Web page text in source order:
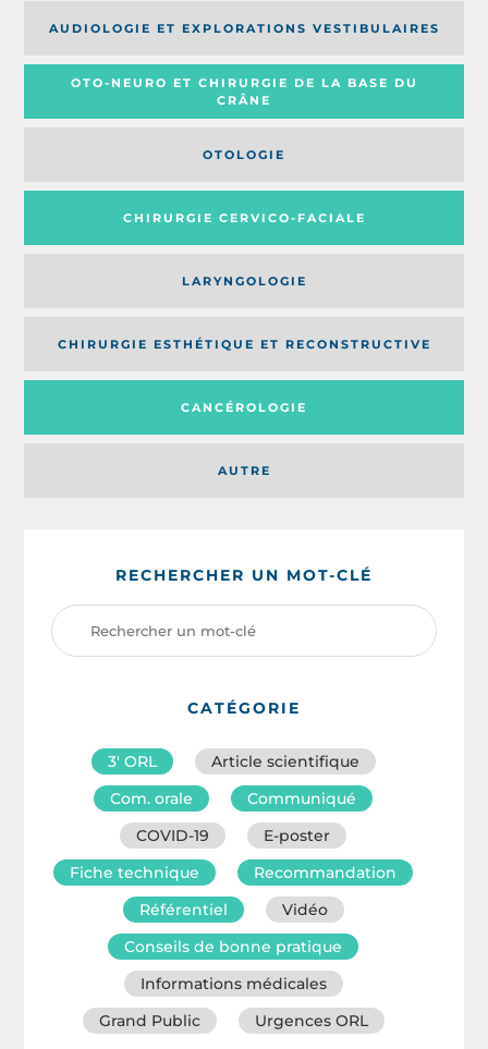
AUDIOLOGIE ET EXPLORATIONS VESTIBULAIRES
OTO-NEURO ET CHIRURGIE DE LA BASE DU
CRÂNE
OTOLOGIE
CHIRURGIE CERVICO-FACIALE
AUTRE
LARYNGOLOGIE
CHIRURGIE ESTHÉTIQUE ET RECONSTRUCTIVE
CANCÉROLOGIE
RECHERCHER UN MOT-CLÉ
CATÉGORIE
3′ ORL
Article scientifique
Com. orale
Communiqué
COVID-19
E-poster
Fiche technique
Recommandation
Référentiel
Vidéo
Conseils de bonne pratique
Informations médicales
Grand Public
Urgences ORL